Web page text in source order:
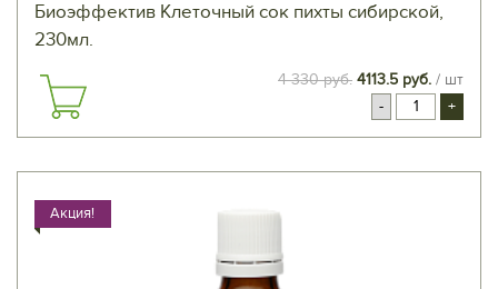
Биоэффектив Клеточный сок пихты сибирской,
230мл.
4 330 руб. 4113.5 руб. / шт
-
+
Акция!